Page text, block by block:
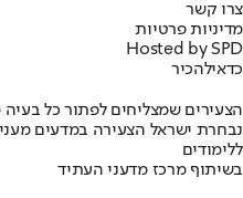
צרו קשר
מדיניות פרטיות
Hosted by SPD
כדאילהכיר
הצעירים שמצליחים לפתור כל
נבחרת ישראל הצעירה במדעים
ללימודים
בשיתוף מרכז מדעני העתיד